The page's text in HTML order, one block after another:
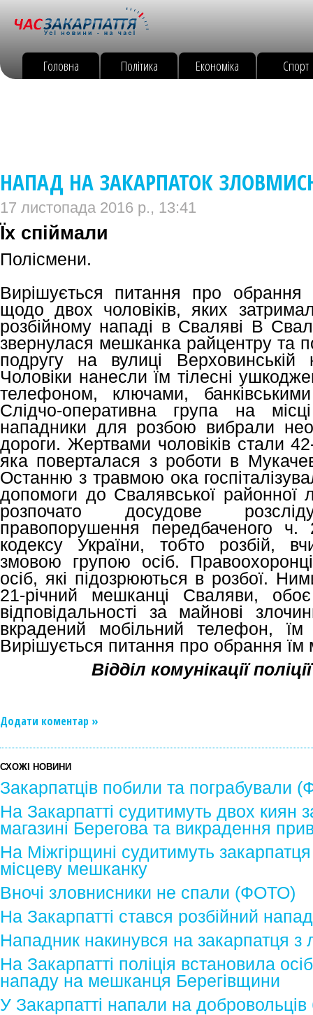
Головна Політика Економіка Спорт
НАПАД НА ЗАКАРПАТОК
17 листопада 2016 р., 13:41
Їх спіймали
Полісмени.
Вирішується питання про обрання
щодо двох чоловіків, яких
розбійному нападі в Сваляві В
звернулася мешканка райцентру та
подругу на вулиці
Чоловіки нанесли їм тілесні
телефоном, ключами,
Слідчо-оперативна група на
нападники для розбою вибрали
дороги. Жертвами чоловіків стали
яка поверталася з роботи в
Останню з травмою ока
допомоги до Свалявської районної
розпочато досудове
правопорушення передбаченого ч.
кодексу України, тобто розбій,
змовою групою осіб.
осіб, які підозрюються в розбої.
21-річний мешканці Сваляви,
відповідальності за майнові
вкрадений мобільний телефон, їм
Вирішується питання про обрання їм
Відділ комунікації
Додати коментар »
СХОЖІ НОВИНИ
Закарпатців побили та пограбували
На Закарпатті судитимуть двох киян
магазині Берегова та викрадення
На Міжгірщині судитимуть
місцеву мешканку
Вночі зловнисники не спали (ФОТО)
На Закарпатті стався розбійний напад
Нападник накинувся на закарпатця
На Закарпатті поліція встановила
нападу на мешканця Берегівщини
У Закарпатті напали на